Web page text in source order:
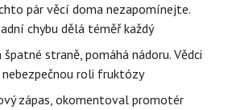
pár věcí doma nezapomínejte.
chybu dělá téměř každý
straně, pomáhá nádoru. Vědci
roli fruktózy
zápas, okomentoval promotér